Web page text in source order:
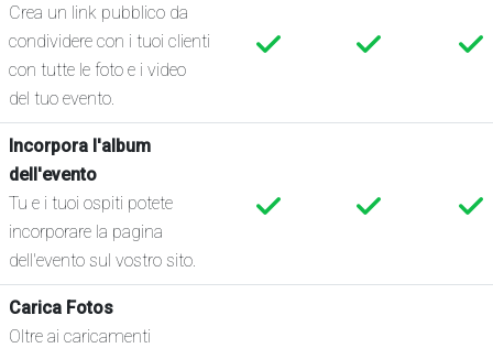
Crea un link pubblico da
condividere con i tuoi clienti
con tutte le foto e i video
del tuo evento.
Incorpora l'album
dell'evento
Tu e i tuoi ospiti potete
incorporare la pagina
dell'evento sul vostro sito.
Carica Fotos
Oltre ai caricamenti